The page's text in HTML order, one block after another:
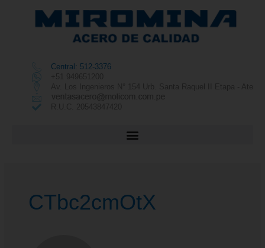
Central: 512-3376
CTbc2cmOtX